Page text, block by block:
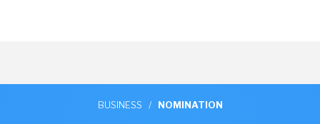
BUSINESS / NOMINATION